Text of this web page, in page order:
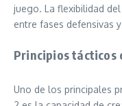
juego. La flexibilidad
entre fases defensivas
Principios tácticos
Uno de los principales